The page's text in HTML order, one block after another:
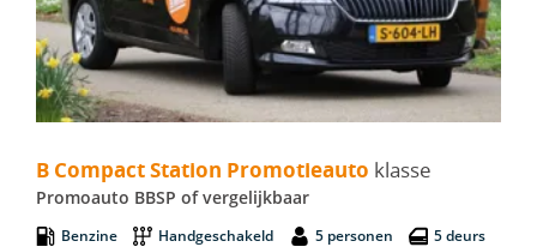
B Compact Station Promotieauto klasse
Promoauto BBSP of vergelijkbaar
Benzine Handgeschakeld 5 personen 5 deurs